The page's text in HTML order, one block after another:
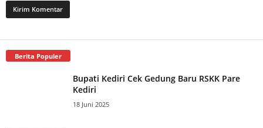
Berita Populer
Bupati Kediri Cek Gedung Baru RSKK Pare
Kediri
18 Juni 2025